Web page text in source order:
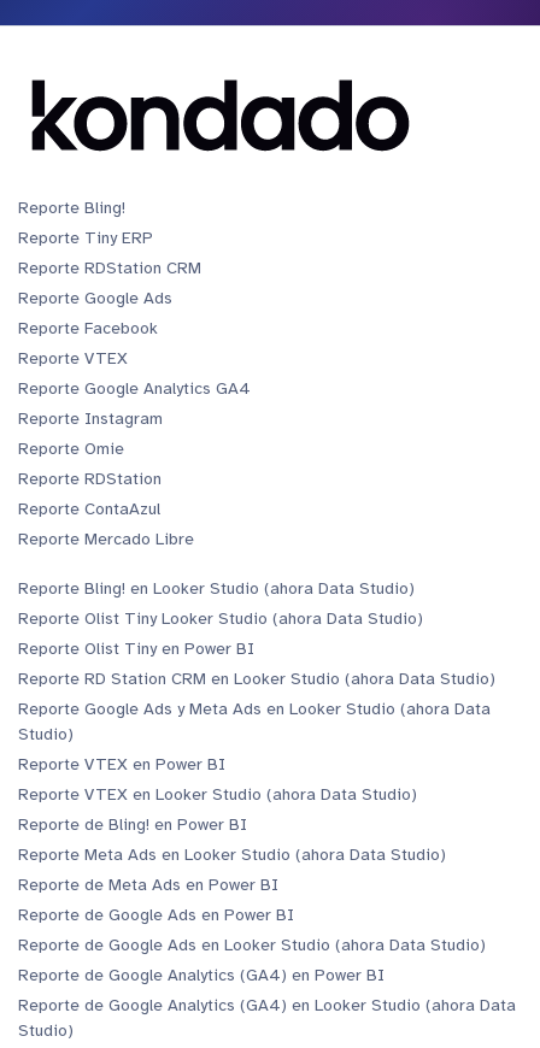
Reporte Bling!
Reporte Tiny ERP
Reporte RDStation CRM
Reporte Google Ads
Reporte Facebook
Reporte VTEX
Reporte Google Analytics GA4
Reporte Instagram
Reporte Omie
Reporte RDStation
Reporte ContaAzul
Reporte Mercado Libre
Reporte Bling! en Looker Studio (ahora Data Studio)
Reporte Olist Tiny Looker Studio (ahora Data Studio)
Reporte Olist Tiny en Power BI
Reporte RD Station CRM en Looker Studio (ahora Data Studio)
Reporte Google Ads y Meta Ads en Looker Studio (ahora Data
Studio)
Reporte VTEX en Power BI
Reporte VTEX en Looker Studio (ahora Data Studio)
Reporte de Bling! en Power BI
Reporte Meta Ads en Looker Studio (ahora Data Studio)
Reporte de Meta Ads en Power BI
Reporte de Google Ads en Power BI
Reporte de Google Ads en Looker Studio (ahora Data Studio)
Reporte de Google Analytics (GA4) en Power BI
Reporte de Google Analytics (GA4) en Looker Studio (ahora Data
Studio)